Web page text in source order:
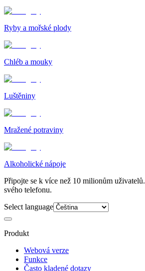
Ryby a mořské plody
Chléb a mouky
Luštěniny
Mražené potraviny
Alkoholické nápoje
Připojte se k více než 10 milionům
svého telefonu.
Select language
Produkt
Webová verze
Funkce
Často kladené dotazy